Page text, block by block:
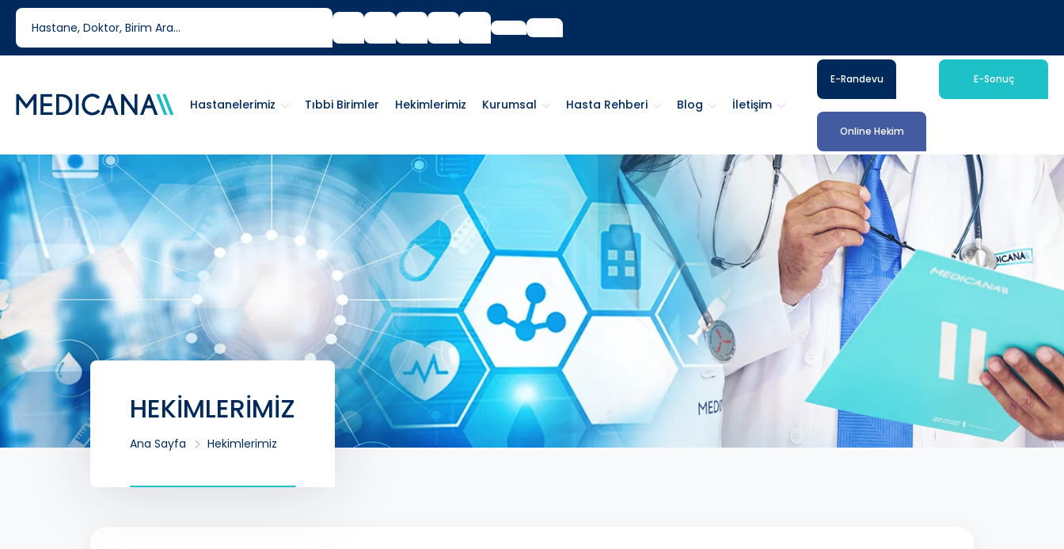
444 6 334
Tıbbi Birimler Hekimlerimiz Kurumsal Hasta Rehberi Blog İletişim
Hastanelerimiz
E-Randevu E-Sonuç
Online Hekim
HEKİMLERİMİZ
Ana Sayfa Hekimlerimiz